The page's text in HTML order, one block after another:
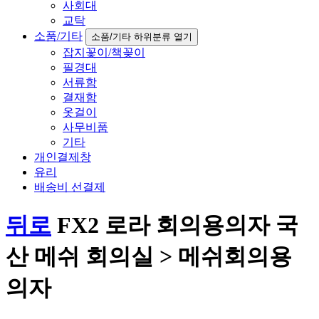
사회대
교탁
소품/기타
소품/기타 하위분류 열기
잡지꽃이/책꽂이
필경대
서류함
결재함
옷걸이
사무비품
기타
개인결제창
유리
배송비 선결제
뒤로 FX2 로라 회의용의자 국
산 메쉬 회의실 > 메쉬회의용
의자